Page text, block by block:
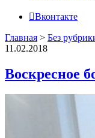
Вконтакте
Главная > Без
11.02.2018
Воскресное